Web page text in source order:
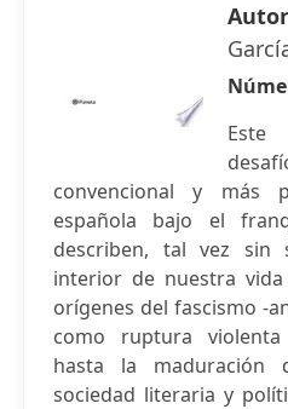
convencional y más
española bajo el
describen, tal vez sin
interior de nuestra
orígenes del fascismo -
como ruptura
hasta la maduración
sociedad literaria y